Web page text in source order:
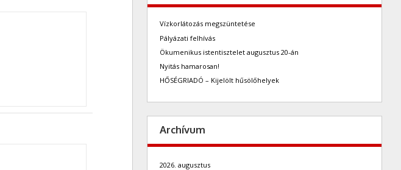
Vízkorlátozás megszüntetése
Pályázati felhívás
Ökumenikus istentisztelet augusztus 20-án
Nyitás hamarosan!
HŐSÉGRIADÓ – Kijelölt hűsölőhelyek
Archívum
2026. augusztus